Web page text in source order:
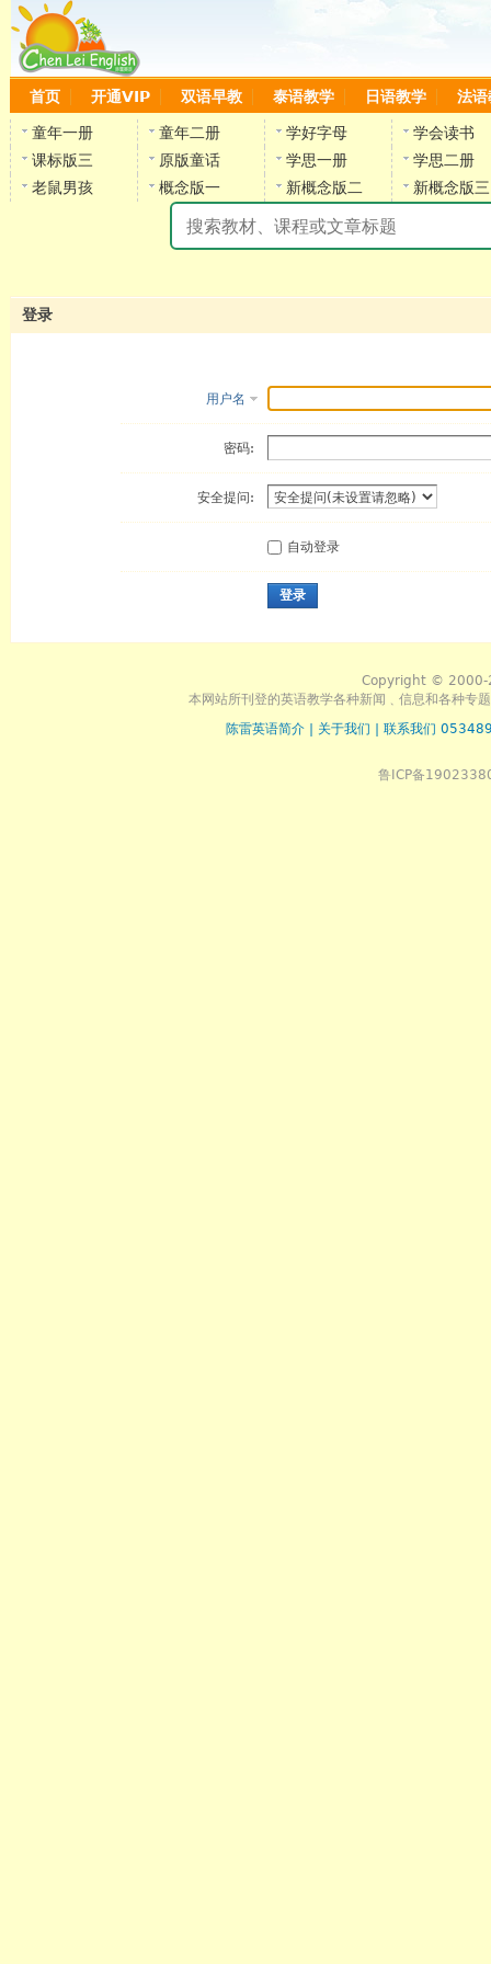
首页 开通VIP 双语早教 泰语教学 日语教学 法语
童年一册 童年二册 学好字母
学会读书
课标版三
原版童话 学思一册
学思二册
老鼠男孩
概念版一 新概念版二 新概念版三
登录
用户名
密码:
安全提问:
自动登录
登录
Copyright © 2000-
本网站所刊登的英语教学各种新闻﹑信息和各种专
陈雷英语简介
关于我们 联系我们
鲁ICP备